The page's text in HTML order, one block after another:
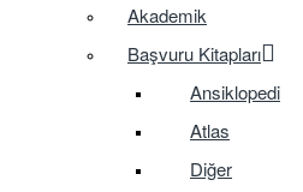
Akademik
Başvuru Kitapları
Ansiklopedi
Atlas
Diğer